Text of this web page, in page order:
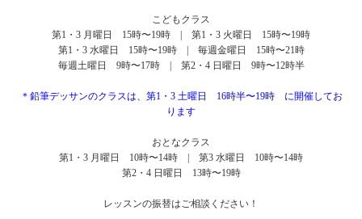
こどもクラス
第1・3 月曜日 15時〜19時 | 第1・3 火曜日 15時〜19時
第1・3 水曜日 15時〜19時 | 毎週金曜日 15時〜21時
毎週土曜日 9時〜17時 | 第2・4 日曜日 9時〜12時半
＊鉛筆デッサンのクラスは、第1・3 土曜日 16時半〜19時 に開催してお
ります
おとなクラス
第1・3 月曜日 10時〜14時 | 第3 水曜日 10時〜14時
第2・4 日曜日 13時〜19時
レッスンの振替はご相談ください！